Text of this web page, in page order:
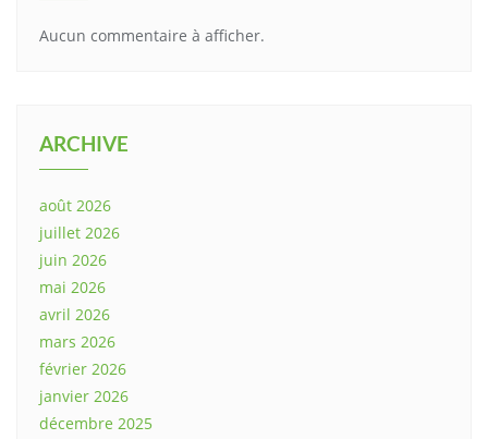
Aucun commentaire à afficher.
ARCHIVE
août 2026
juillet 2026
juin 2026
mai 2026
avril 2026
mars 2026
février 2026
janvier 2026
décembre 2025